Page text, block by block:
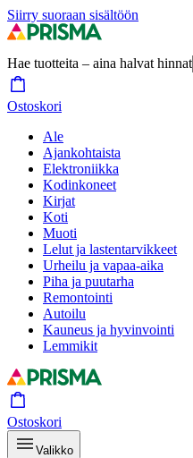
Siirry suoraan sisältöön
Hae tuotteita – aina halvat hinnat
Ostoskori
Ale
Ajankohtaista
Elektroniikka
Kodinkoneet
Kirjat
Koti
Muoti
Lelut ja lastentarvikkeet
Urheilu ja vapaa-aika
Piha ja puutarha
Remontointi
Autoilu
Kauneus ja hyvinvointi
Lemmikit
Ostoskori
Valikko